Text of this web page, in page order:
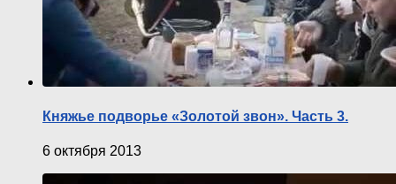
Княжье подворье «Золотой звон». Часть 3.
6 октября 2013